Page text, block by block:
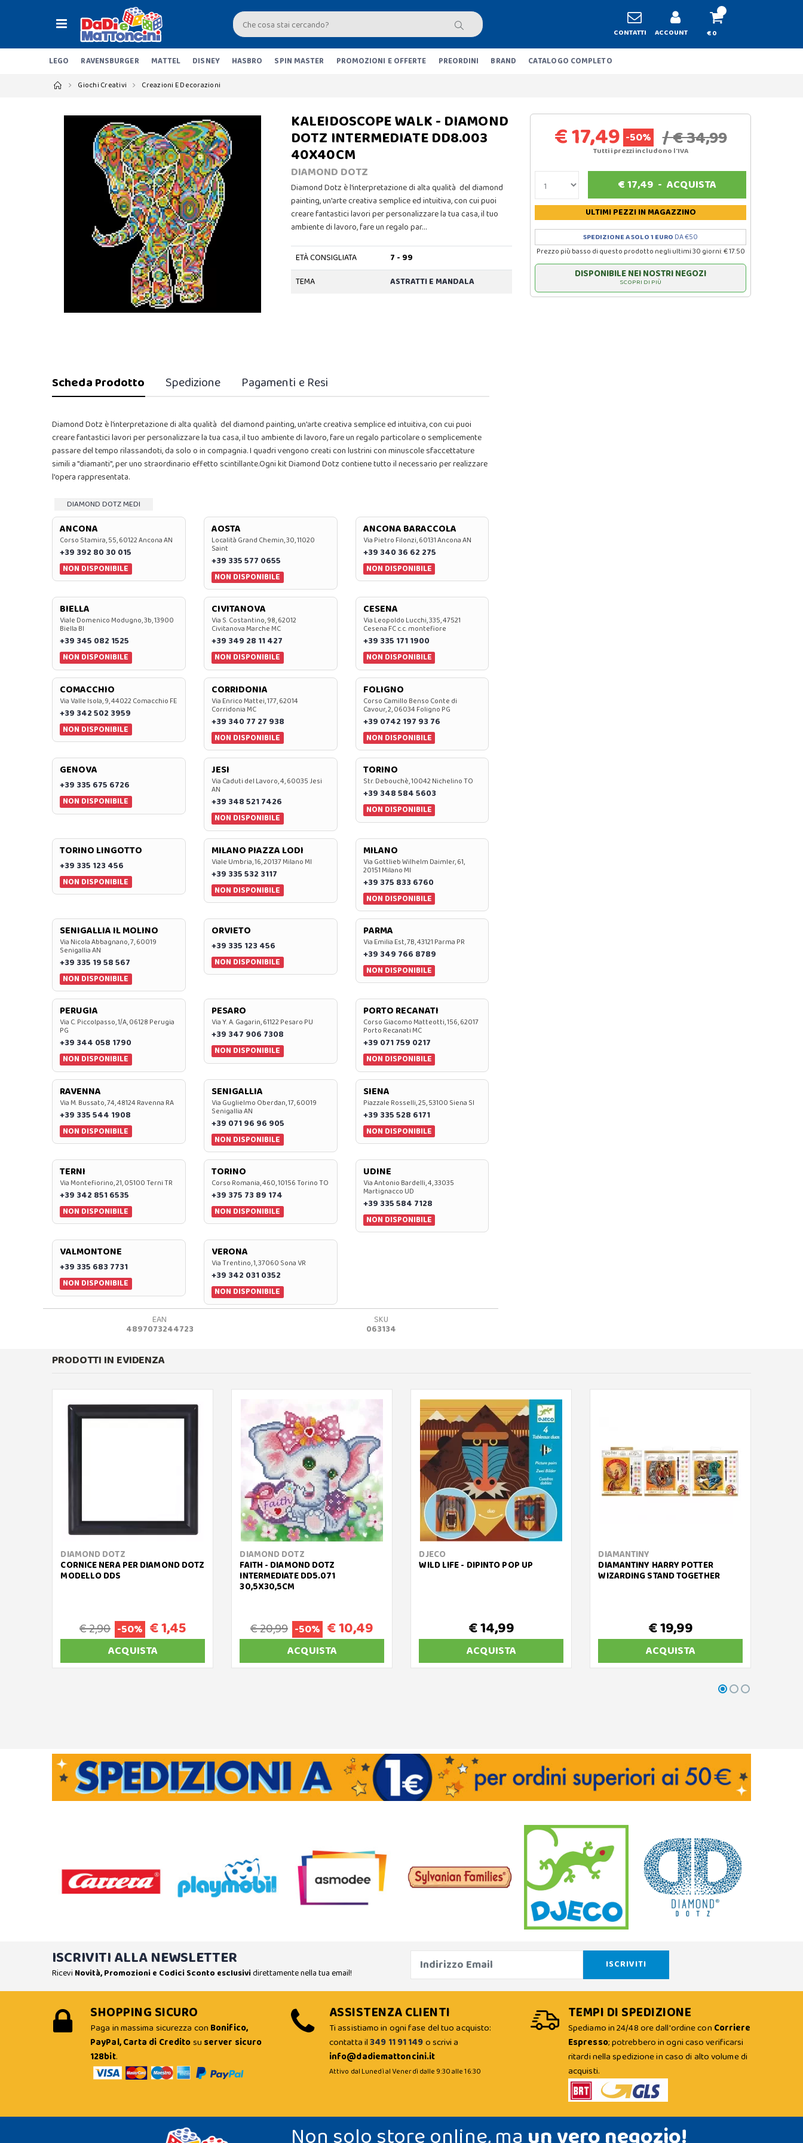
CONTATTI ACCOUNT € 0
LEGO RAVENSBURGER MATTEL DISNEY HASBRO SPIN MASTER PROMOZIONI E OFFERTE PREORDINI BRAND CATALOGO COMPLETO
Giochi Creativi Creazioni E Decorazioni
KALEIDOSCOPE WALK - DIAMOND
DOTZ INTERMEDIATE DD8.003
40X40CM
DIAMOND DOTZ
Diamond Dotz è l'interpretazione di alta qualità del diamond
painting, un'arte creativa semplice ed intuitiva, con cui puoi
creare fantastici lavori per personalizzare la tua casa, il tuo
ambiente di lavoro, fare un regalo par…
ETÀ CONSIGLIATA
7 - 99
TEMA
ASTRATTI E MANDALA
€ 17,49 -50% / € 34,99
Tutti i prezzi includono l'IVA
€17,49- ACQUISTA
ULTIMI PEZZIIN MAGAZZINO
SPEDIZIONE A SOLO 1 EURO DA €50
Prezzo più basso di questo prodotto negli ultimi 30 giorni: € 17.50
DISPONIBILE NEI NOSTRI NEGOZI
SCOPRI DI PIÙ
Scheda Prodotto Spedizione Pagamenti e Resi
Diamond Dotz è l'interpretazione di alta qualità del diamond painting, un'arte creativa semplice ed intuitiva, con cui puoi
creare fantastici lavori per personalizzare la tua casa, il tuo ambiente di lavoro, fare un regalo particolare o semplicemente
passare del tempo rilassandoti, da solo o in compagnia. I quadri vengono creati con lustrini con minuscole sfaccettature
simili a "diamanti", per uno straordinario effetto scintillante.Ogni kit Diamond Dotz contiene tutto il necessario per realizzare
l'opera rappresentata.
DIAMOND DOTZ MEDI
ANCONA
Corso Stamira, 55, 60122 Ancona AN
+39 392 80 30 015
NON DISPONIBILE
AOSTA
Località Grand Chemin, 30, 11020
Saint
+39 335 577 0655
NON DISPONIBILE
ANCONA BARACCOLA
Via Pietro Filonzi, 60131 Ancona AN
+39 340 36 62 275
NON DISPONIBILE
BIELLA
Viale Domenico Modugno, 3b, 13900
Biella BI
+39 345 082 1525
NON DISPONIBILE
CIVITANOVA
Via S. Costantino, 98, 62012
Civitanova Marche MC
+39 349 28 11 427
NON DISPONIBILE
CESENA
Via Leopoldo Lucchi, 335, 47521
Cesena FC c.c. montefiore
+39 335 171 1900
NON DISPONIBILE
COMACCHIO
Via Valle Isola, 9, 44022 Comacchio FE
+39 342 502 3959
NON DISPONIBILE
CORRIDONIA
Via Enrico Mattei, 177, 62014
Corridonia MC
+39 340 77 27 938
NON DISPONIBILE
FOLIGNO
Corso Camillo Benso Conte di
Cavour, 2, 06034 Foligno PG
+39 0742 197 93 76
NON DISPONIBILE
GENOVA
+39 335 675 6726
NON DISPONIBILE
JESI
Via Caduti del Lavoro, 4, 60035 Jesi
AN
+39 348 521 7426
NON DISPONIBILE
TORINO
Str. Debouchè, 10042 Nichelino TO
+39 348 584 5603
NON DISPONIBILE
TORINO LINGOTTO
+39 335 123 456
NON DISPONIBILE
MILANO PIAZZA LODI
Viale Umbria, 16, 20137 Milano MI
+39 335 532 3117
NON DISPONIBILE
MILANO
Via Gottlieb Wilhelm Daimler, 61,
20151 Milano MI
+39 375 833 6760
NON DISPONIBILE
SENIGALLIA IL MOLINO
Via Nicola Abbagnano, 7, 60019
Senigallia AN
+39 335 19 58 567
NON DISPONIBILE
ORVIETO
+39 335 123 456
NON DISPONIBILE
PARMA
Via Emilia Est, 7B, 43121 Parma PR
+39 349 766 8789
NON DISPONIBILE
PERUGIA
Via C. Piccolpasso, 1/A, 06128 Perugia
PG
+39 344 058 1790
NON DISPONIBILE
PESARO
Via Y. A. Gagarin, 61122 Pesaro PU
+39 347 906 7308
NON DISPONIBILE
PORTO RECANATI
Corso Giacomo Matteotti, 156, 62017
Porto Recanati MC
+39 071 759 0217
NON DISPONIBILE
RAVENNA
Via M. Bussato, 74, 48124 Ravenna RA
+39 335 544 1908
NON DISPONIBILE
SENIGALLIA
Via Guglielmo Oberdan, 17, 60019
Senigallia AN
+39 071 96 96 905
NON DISPONIBILE
SIENA
Piazzale Rosselli, 25, 53100 Siena SI
+39 335 528 6171
NON DISPONIBILE
TERNI
Via Montefiorino, 21, 05100 Terni TR
+39 342 851 6535
NON DISPONIBILE
TORINO
Corso Romania, 460, 10156 Torino TO
+39 375 73 89 174
NON DISPONIBILE
UDINE
Via Antonio Bardelli, 4, 33035
Martignacco UD
+39 335 584 7128
NON DISPONIBILE
VALMONTONE
+39 335 683 7731
NON DISPONIBILE
VERONA
Via Trentino, 1, 37060 Sona VR
+39 342 031 0352
NON DISPONIBILE
EAN
4897073244723
SKU
063134
PRODOTTI IN EVIDENZA
DIAMOND DOTZ
CORNICE NERA PER DIAMOND DOTZ
MODELLO DDS
€ 2,90 -50% € 1,45
ACQUISTA
DIAMOND DOTZ
FAITH - DIAMOND DOTZ
INTERMEDIATE DD5.071
30,5X30,5CM
€ 20,99 -50% € 10,49
ACQUISTA
DJECO
WILD LIFE - DIPINTO POP UP
€ 14,99
ACQUISTA
DIAMANTINY
DIAMANTINY HARRY POTTER
WIZARDING STAND TOGETHER
€ 19,99
ACQUISTA
ISCRIVITI ALLA NEWSLETTER
Ricevi Novità, Promozioni e Codici Sconto esclusividirettamente nella tua email!
SHOPPING SICURO
Paga in massima sicurezza con Bonifico,
PayPal, Carta di Creditosu server sicuro
128bit.
ASSISTENZA CLIENTI
Ti assistiamo in ogni fase del tuo acquisto:
contatta il349 11 91 149o scrivi a
info@dadiemattoncini.it
Attivo dal Lunedì al Venerdì dalle 9:30 alle 16:30
TEMPI DI SPEDIZIONE
Spediamo in 24/48 ore dall'ordine con Corriere
Espresso; potrebbero in ogni caso verificarsi
ritardi nella spedizione in caso di alto volume di
acquisti.